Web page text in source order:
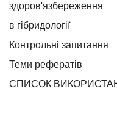
здоров'язбереження
в гібридології
Контрольні запитання
Теми рефератів
СПИСОК